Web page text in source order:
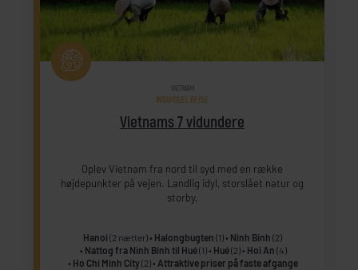
Vietnams 7 vidundere
VIETNAM
INDIVIDUEL REJSE
Oplev Vietnam fra nord til syd med en række
højdepunkter på vejen. Landlig idyl, storslået natur og
storby.
Hanoi (2 nætter) Halongbugten (1) Ninh Binh (2)
Nattog fra Ninh Binh til Hué(1) Hué(2) Hoi An (4)
Ho Chi Minh City(2) Attraktive priser på faste afgange